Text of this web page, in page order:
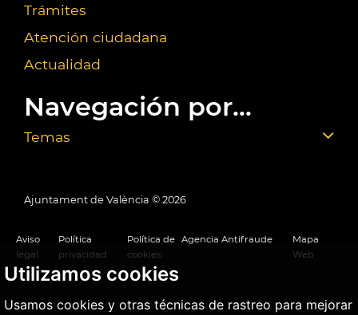
Utilizamos cookies
Usamos cookies y otras técnicas de rastreo para mejorar
Trámites
Atención ciudadana
Actualidad
Navegación por...
Temas
Ajuntament de València © 2026
Aviso
legal
Política
privacidad
Política de
cookies
Agencia Antifraude
Mapa
Web